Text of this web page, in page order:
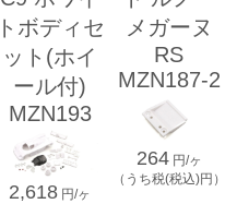
トボディセ
ット(ホイ
ール付)
MZN193
2,618 円/ヶ
メガーヌ
RS
MZN187-2
264 円/ヶ
（うち税(税込)円）